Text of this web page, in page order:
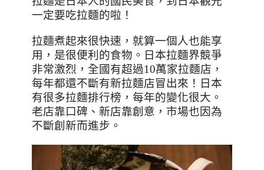
一定要吃拉麵的啦！
拉麵煮起來很快速，就算一個人也能享
用，是很便利的食物。 日本拉麵界競爭
非常激烈，全國有超過10萬家拉麵店，
每年都還不斷有新拉麵店冒出來！ 日本
有很多拉麵排行榜 ，每年的變化很大。
老店靠口碑 、 新店靠創意，市場也因為
不斷創新而進步。